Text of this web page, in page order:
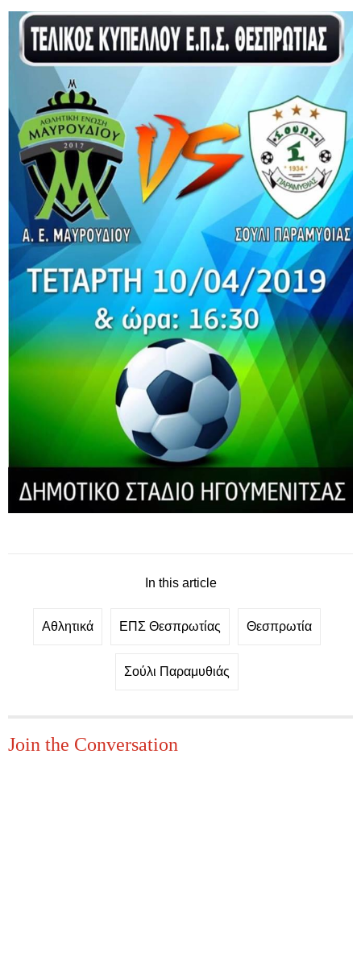
In this article
Αθλητικά ΕΠΣ Θεσπρωτίας Θεσπρωτία
Σούλι Παραμυθιάς
Join the Conversation